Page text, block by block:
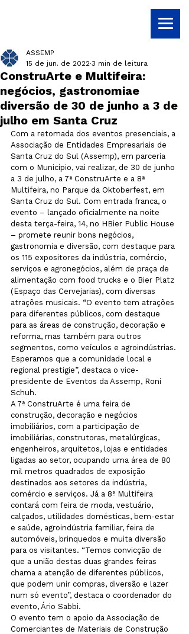
ConstruArte e Multifeira:
negócios, gastronomiae
diversão de 30 de junho a 3 de
julho em Santa Cruz
ASSEMP
15 de jun. de 2022 3 min de leitura
Com a retomada dos eventos presenciais, a
Associação de Entidades Empresariais de
Santa Cruz do Sul (Assemp), em parceria
com o Município, vai realizar, de 30 de junho
a 3 de julho, a 7ª ConstruArte e a 8ª
Multifeira, no Parque da Oktoberfest, em
Santa Cruz do Sul. Com entrada franca, o
evento – lançado oficialmente na noite
desta terça-feira, 14, no HBier Public House
– promete reunir bons negócios,
gastronomia e diversão, com destaque para
os 115 expositores da indústria, comércio,
serviços e agronegócios, além de praça de
alimentação com food trucks e o Bier Platz
(Espaço das Cervejarias), com diversas
atrações musicais. “O evento tem atrações
para diferentes públicos, com destaque
para as áreas de construção, decoração e
reforma, mas também para outros
segmentos, como veículos e agroindústrias.
Esperamos que a comunidade local e
regional prestigie”, destaca o vice-
presidente de Eventos da Assemp, Roni
Schuh.
A 7ª ConstruArte é uma feira de
construção, decoração e negócios
imobiliários, com a participação de
imobiliárias, construtoras, metalúrgicas,
engenheiros, arquitetos, lojas e entidades
ligadas ao setor, ocupando uma área de 80
mil metros quadrados de exposição
destinados aos setores da indústria,
comércio e serviços. Já a 8ª Multifeira
contará com feira de moda, vestuário,
calçados, utilidades domésticas, bem-estar
e saúde, agroindústria familiar, feira de
automóveis, brinquedos e muita diversão
para os visitantes. “Temos convicção de
que a união destas duas grandes feiras
chama a atenção de diferentes públicos,
que podem unir compras, diversão e lazer
num só evento”, destaca o coordenador do
evento, Ário Sabbi.
O evento tem o apoio da Associação de
Comerciantes de Materiais de Construção